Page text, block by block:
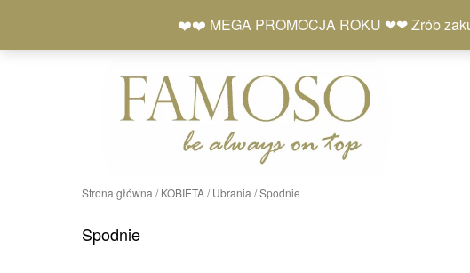
❤️❤️ MEGA PROMOCJA ROKU ❤❤ Zrób
content
+48 577 401 777
Strona główna /KOBIETA/Ubrania / Spodnie
Spodnie